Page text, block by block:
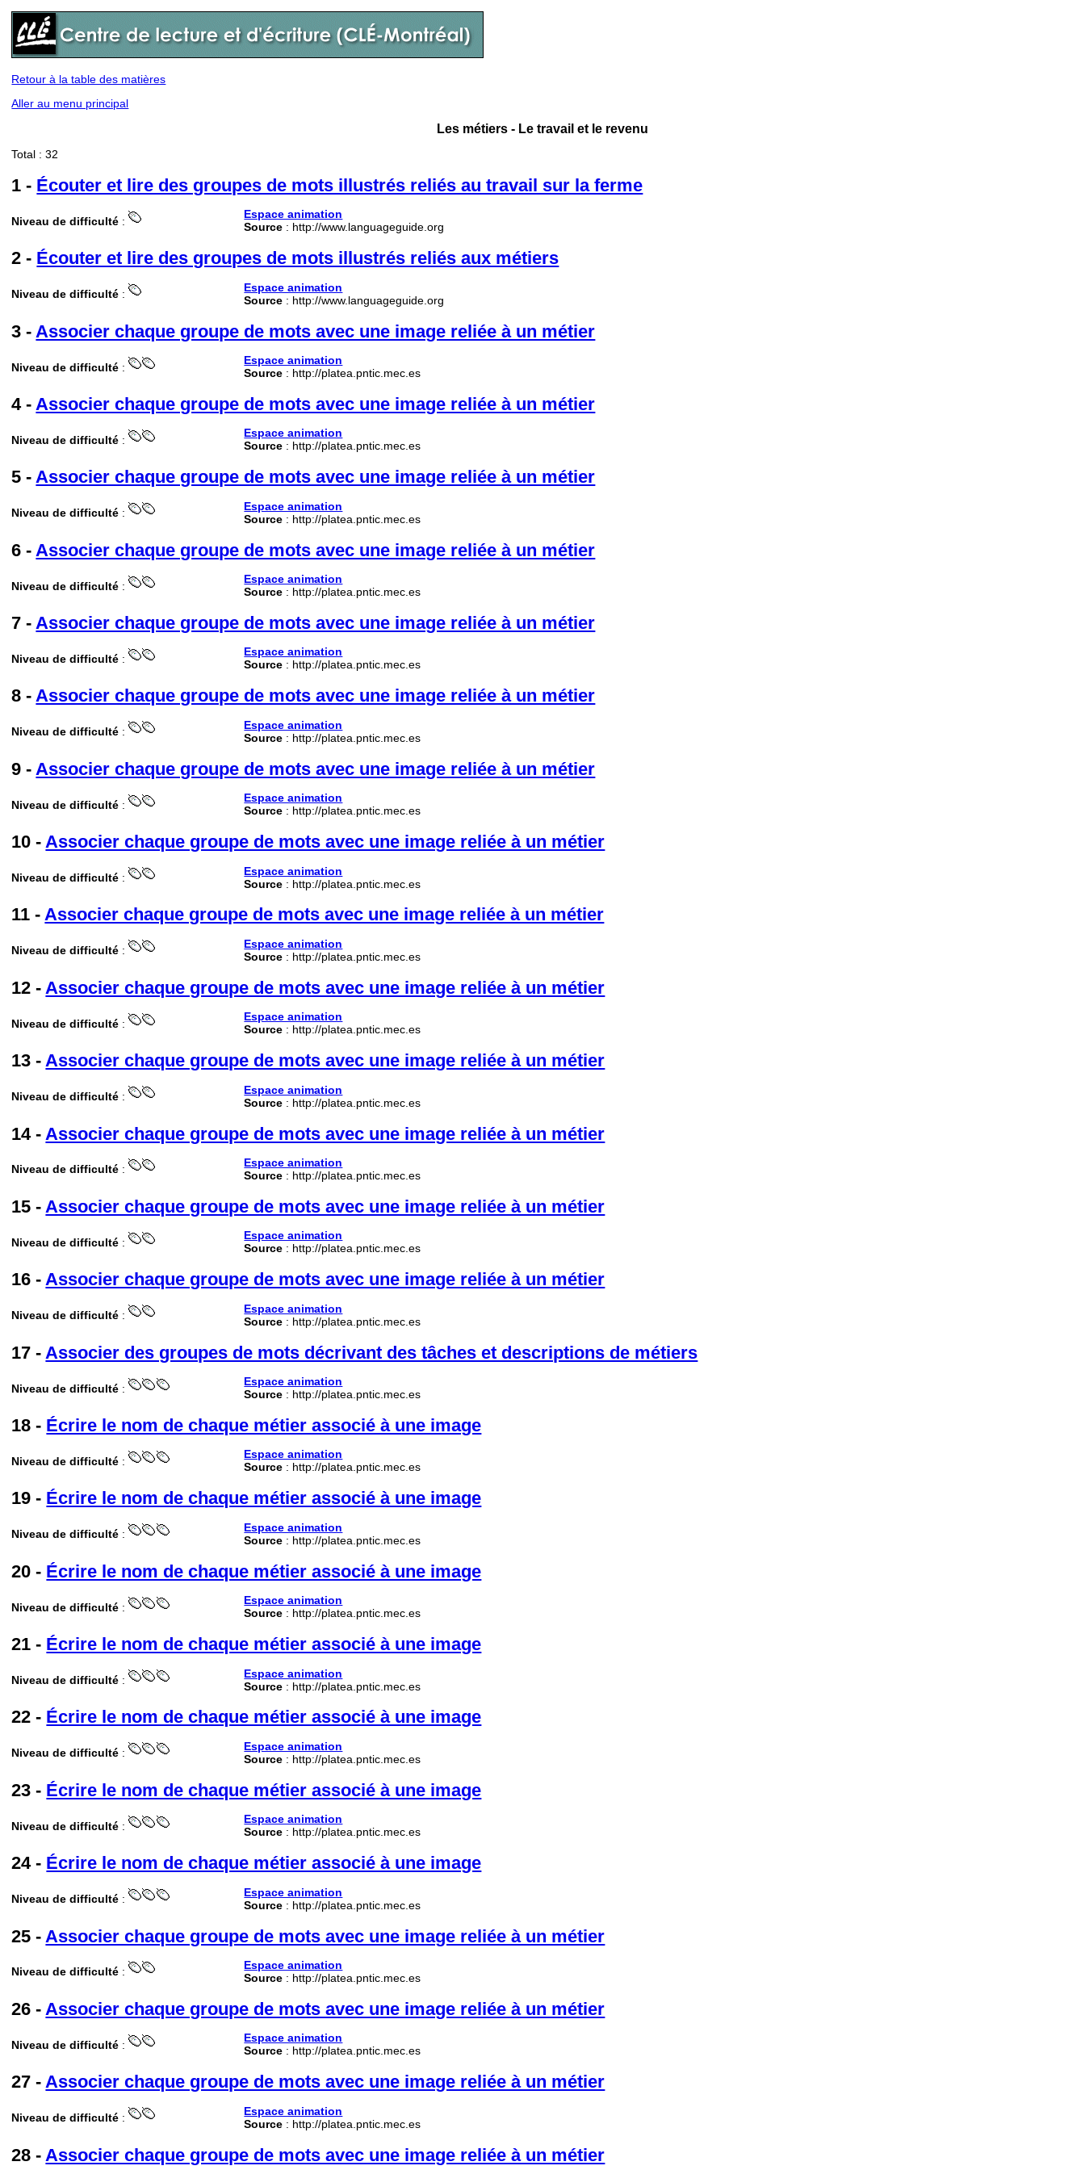
Retour à la table des matières
Aller au menu principal
Les métiers - Le travail et le revenu
Total : 32
1 - Écouter et lire des groupes de mots illustrés reliés au travail sur la ferme
Niveau de difficulté :
Espace animation
Source : http://www.languageguide.org
2 - Écouter et lire des groupes de mots illustrés reliés aux métiers
Niveau de difficulté :
Espace animation
Source : http://www.languageguide.org
3 - Associer chaque groupe de mots avec une image reliée à un métier
Niveau de difficulté :
Espace animation
Source : http://platea.pntic.mec.es
4 - Associer chaque groupe de mots avec une image reliée à un métier
Niveau de difficulté :
Espace animation
Source : http://platea.pntic.mec.es
5 -Associer chaque groupe de mots avec une image reliée à un métier
Niveau de difficulté :
Espace animation
Source : http://platea.pntic.mec.es
6 - Associer chaque groupe de mots avec une image reliée à un métier
Niveau de difficulté :
Espace animation
Source : http://platea.pntic.mec.es
7 -Associer chaque groupe de mots avec une image reliée à un métier
Niveau de difficulté :
Espace animation
Source : http://platea.pntic.mec.es
8 -Associer chaque groupe de mots avec une image reliée à un métier
Niveau de difficulté :
Espace animation
Source : http://platea.pntic.mec.es
9 - Associer chaque groupe de mots avec une image reliée à un métier
Niveau de difficulté :
Espace animation
Source : http://platea.pntic.mec.es
10 -Associer chaque groupe de mots avec une image reliée à un métier
Niveau de difficulté :
Espace animation
Source : http://platea.pntic.mec.es
11 -Associer chaque groupe de mots avec une image reliée à un métier
Niveau de difficulté :
Espace animation
Source : http://platea.pntic.mec.es
12 - Associer chaque groupe de mots avec une image reliée à un métier
Niveau de difficulté :
Espace animation
Source : http://platea.pntic.mec.es
13 -Associer chaque groupe de mots avec une image reliée à un métier
Niveau de difficulté :
Espace animation
Source : http://platea.pntic.mec.es
14 - Associer chaque groupe de mots avec une image reliée à un métier
Niveau de difficulté :
Espace animation
Source : http://platea.pntic.mec.es
15 - Associer chaque groupe de mots avec une image reliée à un métier
Niveau de difficulté :
Espace animation
Source : http://platea.pntic.mec.es
16 -Associer chaque groupe de mots avec une image reliée à un métier
Niveau de difficulté :
Espace animation
Source : http://platea.pntic.mec.es
17 - Associer des groupes de mots décrivant des tâches et descriptions de métiers
Niveau de difficulté :
Espace animation
Source : http://platea.pntic.mec.es
18 - Écrire le nom de chaque métier associé à une image
Niveau de difficulté :
Espace animation
Source : http://platea.pntic.mec.es
19 - Écrire le nom de chaque métier associé à une image
Niveau de difficulté :
Espace animation
Source : http://platea.pntic.mec.es
20 - Écrire le nom de chaque métier associé à une image
Niveau de difficulté :
Espace animation
Source : http://platea.pntic.mec.es
21 - Écrire le nom de chaque métier associé à une image
Niveau de difficulté :
Espace animation
Source : http://platea.pntic.mec.es
22 - Écrire le nom de chaque métier associé à une image
Niveau de difficulté :
Espace animation
Source : http://platea.pntic.mec.es
23 - Écrire le nom de chaque métier associé à une image
Niveau de difficulté :
Espace animation
Source : http://platea.pntic.mec.es
24 - Écrire le nom de chaque métier associé à une image
Niveau de difficulté :
Espace animation
Source : http://platea.pntic.mec.es
25 - Associer chaque groupe de mots avec une image reliée à un métier
Niveau de difficulté :
Espace animation
Source : http://platea.pntic.mec.es
26 - Associer chaque groupe de mots avec une image reliée à un métier
Niveau de difficulté :
Espace animation
Source : http://platea.pntic.mec.es
27 -Associer chaque groupe de mots avec une image reliée à un métier
Niveau de difficulté :
Espace animation
Source : http://platea.pntic.mec.es
28 - Associer chaque groupe de mots avec une image reliée à un métier